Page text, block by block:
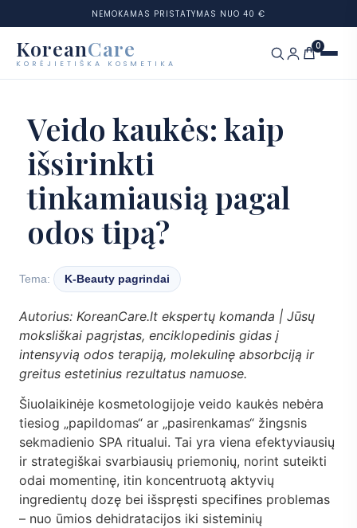
NEMOKAMAS PRISTATYMAS NUO 40 €
KoreanCare
KORĖJIETIŠKA KOSMETIKA
0
Kategorijos
Odos tipai
Rinkiniai
Odos testas
Tinklaraštis
DUK
Kontaktai
Apsipirkti
turinioVeido kaukės: kaip
išsirinkti
tinkamiausią pagal
odos tipą?
Tema: K-Beauty pagrindai
Autorius: KoreanCare.lt ekspertų komanda | Jūsų
moksliškai pagrįstas, enciklopedinis gidas į
intensyvią odos terapiją, molekulinę absorbciją ir
greitus estetinius rezultatus namuose.
Šiuolaikinėje kosmetologijoje veido kaukės nebėra
tiesiog „papildomas“ ar „pasirenkamas“ žingsnis
sekmadienio SPA ritualui. Tai yra viena efektyviausių
ir strategiškai svarbiausių priemonių, norint suteikti
odai momentinę, itin koncentruotą aktyvių
ingredientų dozę bei išspręsti specifines problemas
– nuo ūmios dehidratacijos iki sisteminių